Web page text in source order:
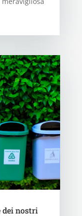
dei nostri